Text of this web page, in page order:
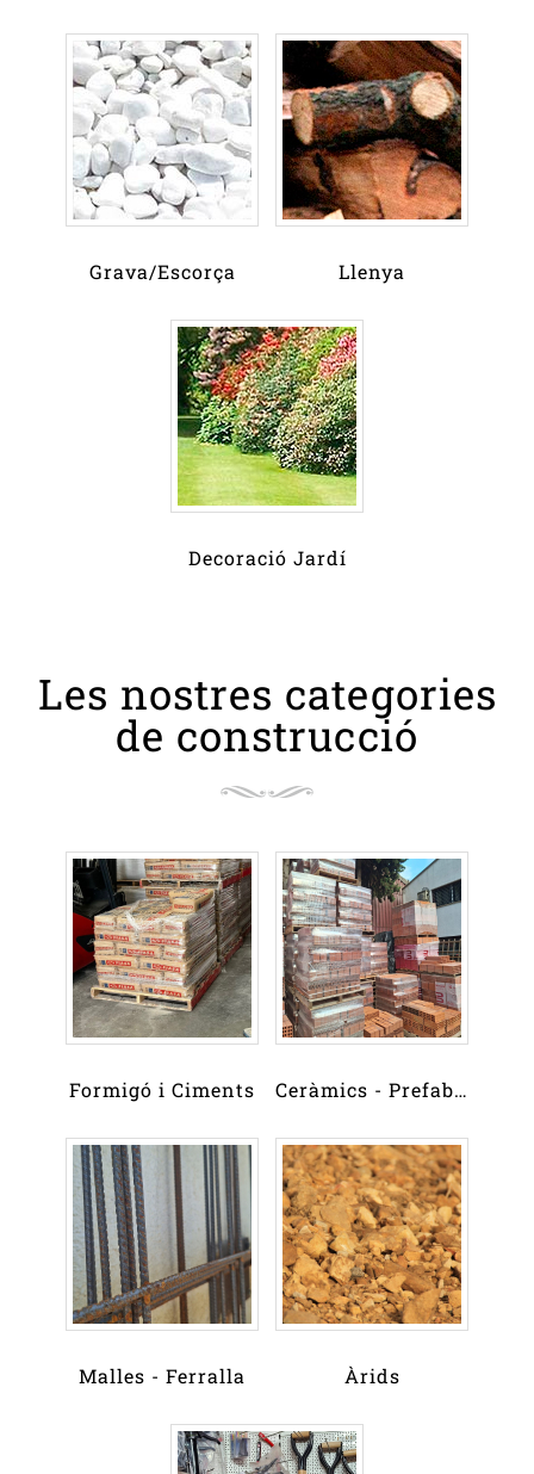
Grava/Escorça Llenya
Decoració Jardí
Les nostres categories
de construcció
Formigó i Ciments Ceràmics - Prefabricats
Malles - Ferralla Àrids